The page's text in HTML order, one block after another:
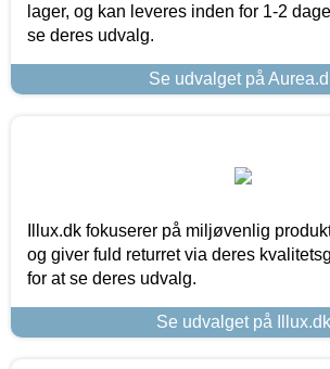
lager, og kan leveres inden for 1-2
se deres udvalg.
Se udvalget på
Illux.dk fokuserer på miljøvenlig
og giver fuld returret via deres
for at se deres udvalg.
Se udvalget på Illux.dk